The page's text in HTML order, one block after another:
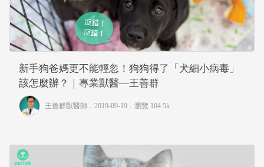
新手狗爸媽更不能輕忽！狗狗得了「犬細小病毒」
該怎麼辦？｜專業獸醫—王善群
王善群獸醫師 ．2019-09-19． 瀏覽 104.5k